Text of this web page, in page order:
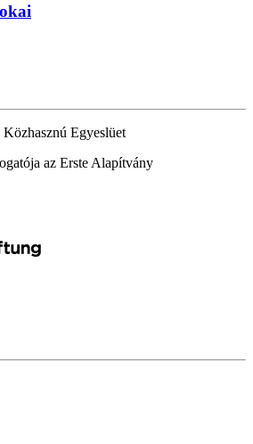
Egyeslüet
az Erste Alapítvány